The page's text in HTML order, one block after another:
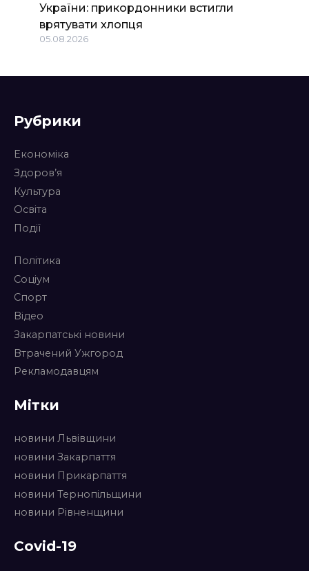
України: прикордонники встигли
врятувати хлопця
05.08.2026
Рубрики
Економіка
Здоров’я
Культура
Освіта
Події
Політика
Соціум
Спорт
Відео
Закарпатські новини
Втрачений Ужгород
Рекламодавцям
Мітки
новини Львівщини
новини Закарпаття
новини Прикарпаття
новини Тернопільщини
новини Рівненщини
Covid-19